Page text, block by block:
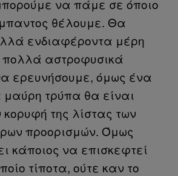
να πάμε σε όποιο
θέλουμε. Θα
ενδιαφέροντα μέρη
πολλά αστροφυσικά
ερευνήσουμε, όμως ένα
μαύρη τρύπα θα είναι
κορυφή της λίστας των
προορισμών. Όμως
κάποιος να επισκεφτεί
τίποτα, ούτε καν το